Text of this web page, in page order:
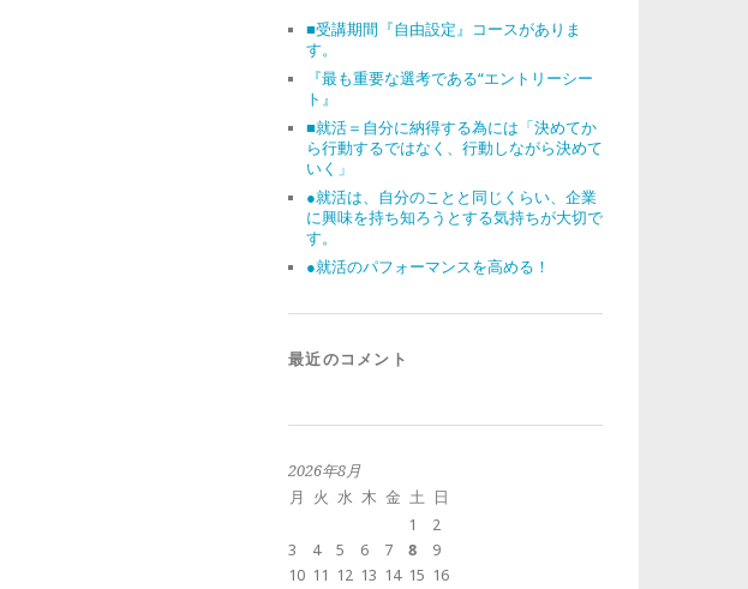
■受講期間『自由設定』コースがありま
す。
『最も重要な選考である“エントリーシー
ト』
■就活＝自分に納得する為には「決めてか
ら行動するではなく、行動しながら決めて
いく」
●就活は、自分のことと同じくらい、企業
に興味を持ち知ろうとする気持ちが大切で
す。
●就活のパフォーマンスを高める！
最近のコメント
2026年8月
月
火 水 木 金 土 日
1
2
3
4 5 6 7 8
9
10 11 12 13 14 15 16